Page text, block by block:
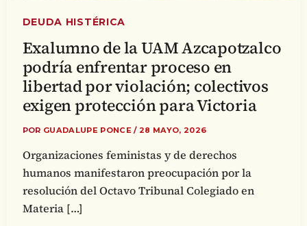
DEUDA HISTÉRICA
Exalumno de la UAM Azcapotzalco
podría enfrentar proceso en
libertad por violación; colectivos
exigen protección para Victoria
POR GUADALUPE PONCE/ 28 MAYO, 2026
Organizaciones feministas y de derechos
humanos manifestaron preocupación por la
resolución del Octavo Tribunal Colegiado en
Materia […]